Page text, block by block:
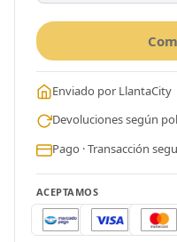
Enviado por LlantaCity
Devoluciones según
Pago · Transacción
ACEPTAMOS